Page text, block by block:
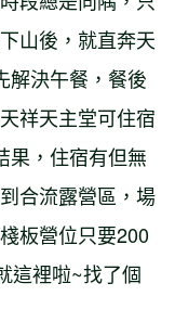
山後，就直奔天
解決午餐，餐後
祥天主堂可住宿
果，住宿有但無
合流露營區，場
板營位只要200
這裡啦~找了個